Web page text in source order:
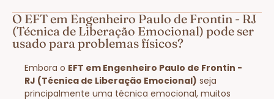
O EFT em Engenheiro Paulo de Frontin - RJ
(Técnica de Liberação Emocional) pode ser
usado para problemas físicos?
Embora o EFT em Engenheiro Paulo de Frontin -
RJ (Técnica de Liberação Emocional) seja
principalmente uma técnica emocional, muitos